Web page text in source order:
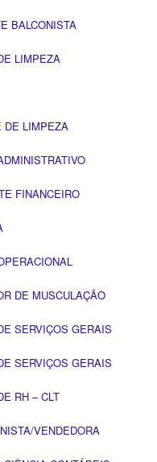
BALCONISTA
LIMPEZA
DE LIMPEZA
FINANCEIRO
DE MUSCULAÇÃO
SERVIÇOS GERAIS
SERVIÇOS GERAIS
RH – CLT
VENDEDORA